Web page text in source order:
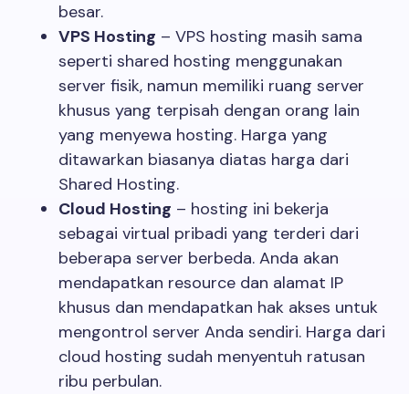
besar.
VPS Hosting – VPS hosting masih sama
seperti shared hosting menggunakan
server fisik, namun memiliki ruang server
khusus yang terpisah dengan orang lain
yang menyewa hosting. Harga yang
ditawarkan biasanya diatas harga dari
Shared Hosting.
Cloud Hosting – hosting ini bekerja
sebagai virtual pribadi yang terderi dari
beberapa server berbeda. Anda akan
mendapatkan resource dan alamat IP
khusus dan mendapatkan hak akses untuk
mengontrol server Anda sendiri. Harga dari
cloud hosting sudah menyentuh ratusan
ribu perbulan.